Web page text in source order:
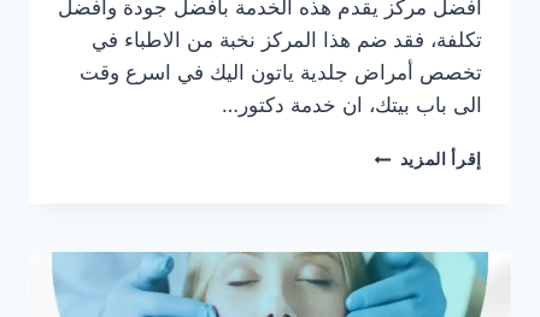
افضل مركز يقدم هذه الخدمة بافضل جودة وافضل
تكلفة، فقد ضم هذا المركز نخبة من الاطباء في
تخصص أمراض جلدية ياتون اليك في اسرع وقت
الى باب بيتك، ان خدمة دكتور…
إقرأ المزيد أفضل
منزلي
في
مصر